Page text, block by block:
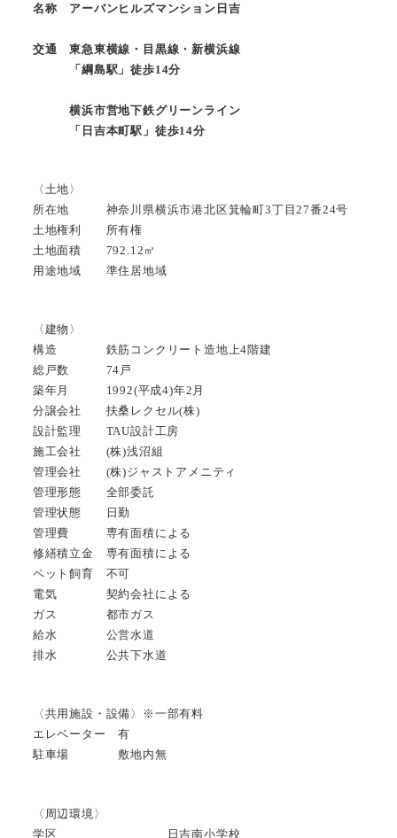
名称 アーバンヒルズマンション日吉
交通 東急東横線・目黒線・新横浜線
「綱島駅」徒歩14分
横浜市営地下鉄グリーンライン
「日吉本町駅」徒歩14分
〈土地〉
所在地 神奈川県横浜市港北区箕輪町3丁目27番24号
土地権利 所有権
土地面積 792.12㎡
用途地域 準住居地域
〈建物〉
構造 鉄筋コンクリート造地上4階建
総戸数 74戸
築年月 1992(平成4)年2月
分譲会社 扶桑レクセル(株)
設計監理 TAU設計工房
施工会社 (株)浅沼組
管理会社 (株)ジャストアメニティ
管理形態 全部委託
管理状態 日勤
管理費 専有面積による
修繕積立金 専有面積による
ペット飼育 不可
電気 契約会社による
ガス 都市ガス
給水 公営水道
排水 公共下水道
〈共用施設・設備〉※一部有料
エレベーター 有
駐車場 敷地内無
〈周辺環境〉
学区 日吉南小学校